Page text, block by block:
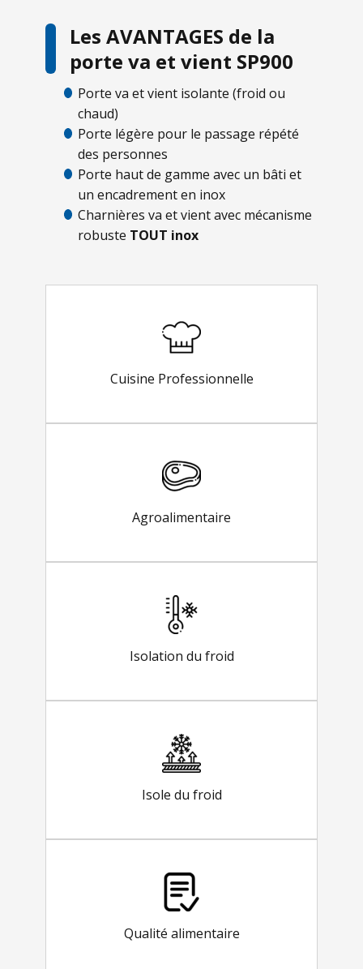
Les AVANTAGES de la
porte va et vient SP900
Porte va et vient isolante (froid ou
chaud)
Porte légère pour le passage répété
des personnes
Porte haut de gamme avec un bâti et
un encadrement en inox
Charnières va et vient avec mécanisme
robuste TOUT inox
Cuisine Professionnelle
Agroalimentaire
Isolation du froid
Isole du froid
Qualité alimentaire